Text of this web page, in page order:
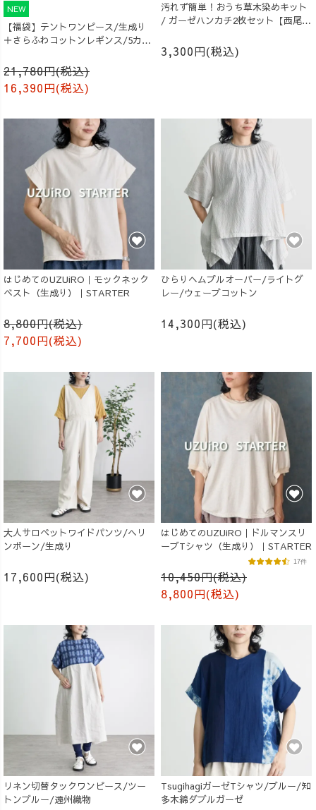
NEW
【福袋】テントワンピース/生成り
＋さらふわコットンレギンス/5カラ
21,780円(税込)
16,390円(税込)
汚れず簡単！おうち草木染めキット
/ ガーゼハンカチ2枚セット【西尾の
3,300円(税込)
はじめてのUZUiRO｜モックネック
ベスト（生成り）｜STARTER
8,800円(税込)
7,700円(税込)
ひらりヘムプルオーバー/ライトグ
レー/ウェーブコットン
14,300円(税込)
大人サロペットワイドパンツ/ヘリ
ンボーン/生成り
17,600円(税込)
はじめてのUZUiRO｜ドルマンスリ
ーブTシャツ（生成り）｜STARTER
10,450円(税込)
8,800円(税込)
17件
リネン切替タックワンピース/ツー
トンブルー/遠州織物
TsugihagiガーゼTシャツ/ブルー/知
多木綿ダブルガーゼ